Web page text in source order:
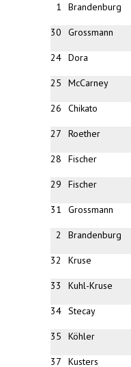
1
Brandenburg
30 Grossmann
24 Dora
25 McCarney
26 Chikato
27 Roether
28 Fischer
29 Fischer
31 Grossmann
2 Brandenburg
32 Kruse
33 Kuhl-Kruse
34 Stecay
35 Köhler
37 Kusters